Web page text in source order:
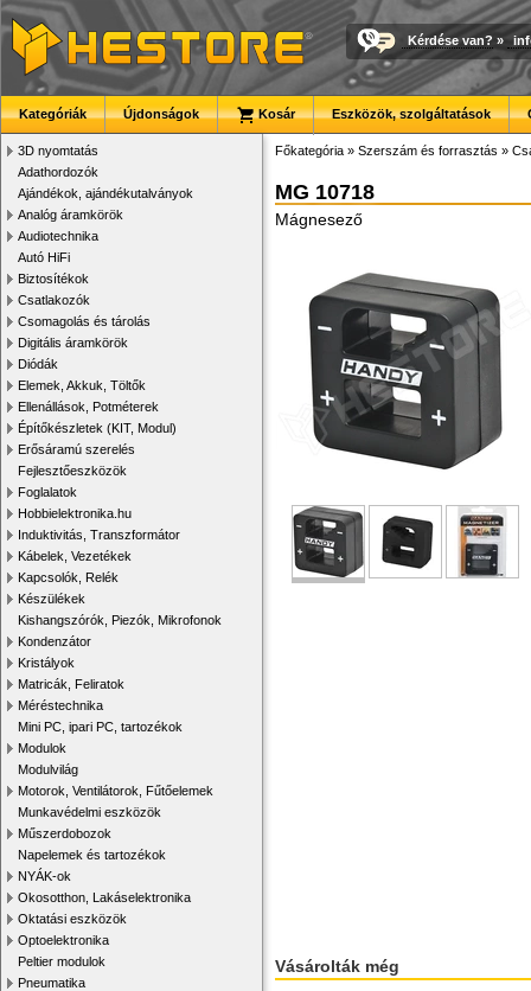
Kérdése van? »
Kategóriák Újdonságok Kosár Eszközök, szolgáltatások
3D nyomtatás
Adathordozók
Ajándékok, ajándékutalványok
Analóg áramkörök
Audiotechnika
Autó HiFi
Biztosítékok
Csatlakozók
Csomagolás és tárolás
Digitális áramkörök
Diódák
Elemek, Akkuk, Töltők
Ellenállások, Potméterek
Építőkészletek (KIT, Modul)
Erősáramú szerelés
Fejlesztőeszközök
Foglalatok
Hobbielektronika.hu
Induktivitás, Transzformátor
Kábelek, Vezetékek
Kapcsolók, Relék
Készülékek
Kishangszórók, Piezók, Mikrofonok
Kondenzátor
Kristályok
Matricák, Feliratok
Méréstechnika
Mini PC, ipari PC, tartozékok
Modulok
Modulvilág
Motorok, Ventilátorok, Fűtőelemek
Munkavédelmi eszközök
Műszerdobozok
Napelemek és tartozékok
NYÁK-ok
Okosotthon, Lakáselektronika
Oktatási eszközök
Optoelektronika
Peltier modulok
Pneumatika
Főkategória » Szerszám és forrasztás »
MG 10718
Mágnesező
Vásárolták még